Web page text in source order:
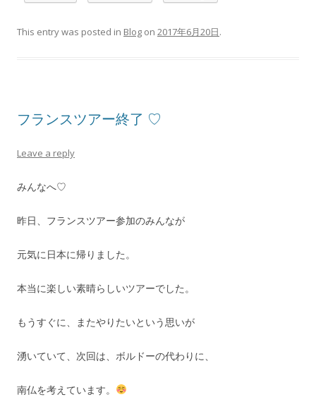
This entry was posted in Blog on 2017年6月20日.
フランスツアー終了 ♡
Leave a reply
みんなへ♡
昨日、フランスツアー参加のみんなが
元気に日本に帰りました。
本当に楽しい素晴らしいツアーでした。
もうすぐに、またやりたいという思いが
湧いていて、次回は、ボルドーの代わりに、
南仏を考えています。